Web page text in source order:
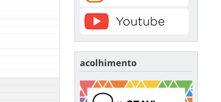
acolhimento